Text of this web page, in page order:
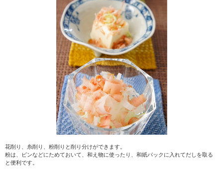
花削り、糸削り、粉削りと削り分けができます。
粉は、ビンなどにためておいて、和え物に使ったり、和紙パックに入れてだしを取る
と便利です。